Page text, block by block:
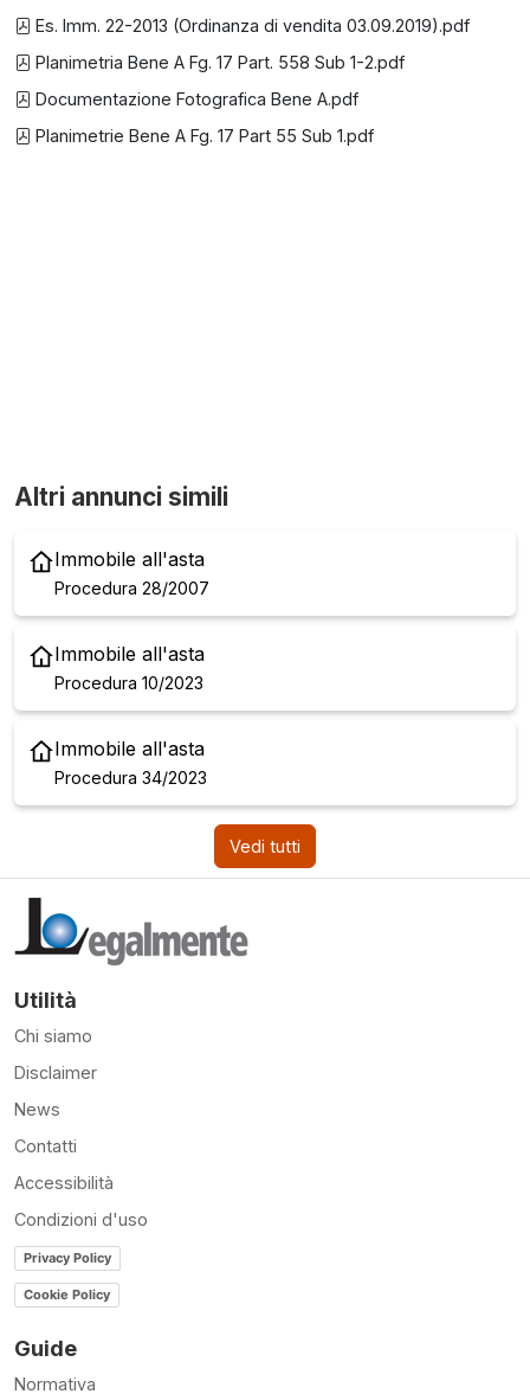
Es. Imm. 22-2013 (Ordinanza di vendita 03.09.2019).pdf
Planimetria Bene A Fg. 17 Part. 558 Sub 1-2.pdf
Documentazione Fotografica Bene A.pdf
Planimetrie Bene A Fg. 17 Part 55 Sub 1.pdf
Altri annunci simili
Immobile all'asta
Procedura 28/2007
Immobile all'asta
Procedura 10/2023
Immobile all'asta
Procedura 34/2023
Vedi tutti
Utilità
Chi siamo
Disclaimer
News
Contatti
Accessibilità
Condizioni d'uso
Privacy Policy
Cookie Policy
Guide
Normativa